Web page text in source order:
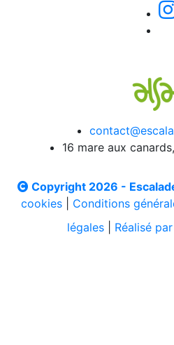
16 mare aux
Copyright 2026 -
cookies| Conditions
légales
Réalisé par